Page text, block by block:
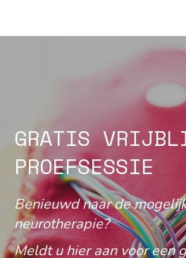
GRATIS
PROEFSESSIE
Benieuwd naar de
neurotherapie?
Meldt u hier aan voor een